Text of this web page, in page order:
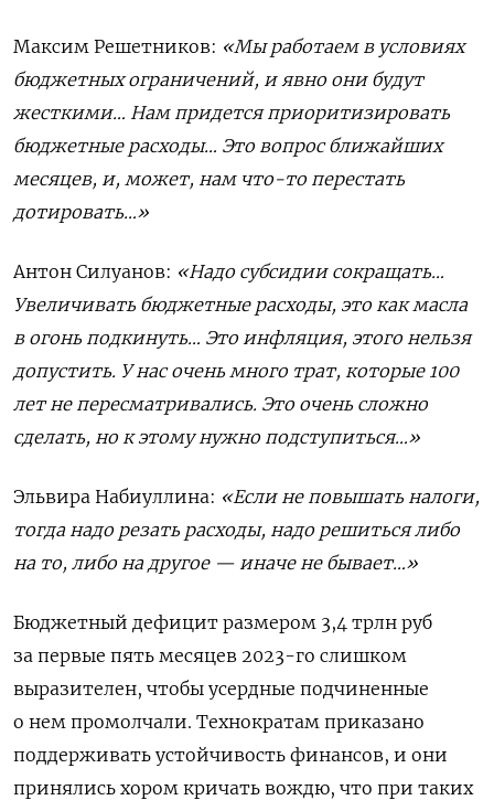
Максим Решетников: «Мы работаем в условиях
бюджетных ограничений, и явно они будут
жесткими… Нам придется приоритизировать
бюджетные расходы… Это вопрос ближайших
месяцев, и, может, нам что-то перестать
дотировать…»
Антон Силуанов: «Надо субсидии сокращать…
Увеличивать бюджетные расходы, это как масла
в огонь подкинуть… Это инфляция, этого нельзя
допустить. У нас очень много трат, которые 100
лет не пересматривались. Это очень сложно
сделать, но к этому нужно подступиться…»
Эльвира Набиуллина: «Если не повышать налоги,
тогда надо резать расходы, надо решиться либо
на то, либо на другое — иначе не бывает…»
Бюджетный дефицит размером 3,4 трлн руб
за первые пять месяцев 2023-го слишком
выразителен, чтобы усердные подчиненные
о нем промолчали. Технократам приказано
поддерживать устойчивость финансов, и они
принялись хором кричать вождю, что при таких